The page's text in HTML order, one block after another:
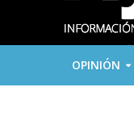
OPINIÓN